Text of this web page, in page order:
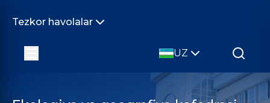
Tezkor havolalar
UZ